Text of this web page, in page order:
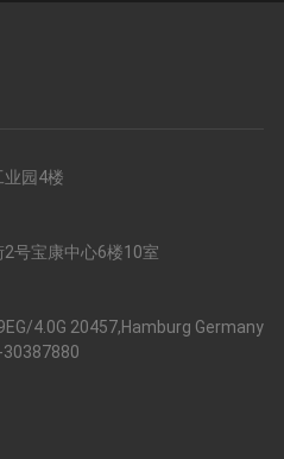
业园4楼
号宝康中心6楼10室
4.0G 20457,Hamburg Germany